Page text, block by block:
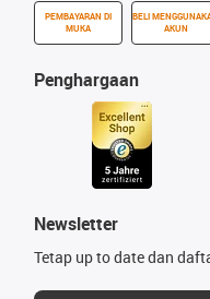
PEMBAYARAN DI
MUKA
BELI
AKUN
Penghargaan
Newsletter
Tetap up to date dan